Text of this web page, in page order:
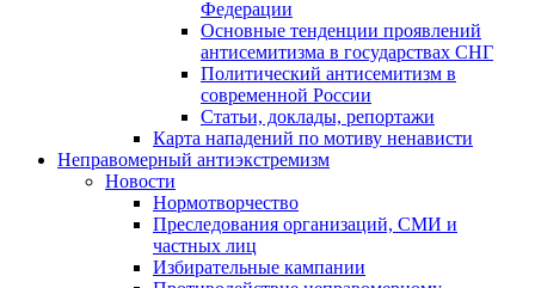
Федерации
Основные тенденции проявлений
антисемитизма в государствах СНГ
Политический антисемитизм в
современной России
Статьи, доклады, репортажи
Карта нападений по мотиву ненависти
Неправомерный антиэкстремизм
Новости
Нормотворчество
Преследования организаций, СМИ и
частных лиц
Избирательные кампании